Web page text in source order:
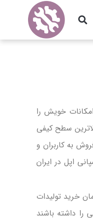
خویش را
سطح کیفی
به کاربران و
اپل در ایران
خرید تولیدات
داشته باشند